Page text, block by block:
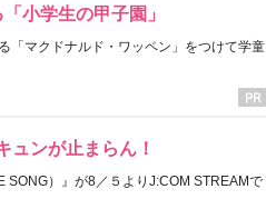
小学生の甲子園」
「マクドナルド・ワッペン」をつけて学童
ュンが止まらん！
SONG）』が8／５よりJ:COM STREAMで